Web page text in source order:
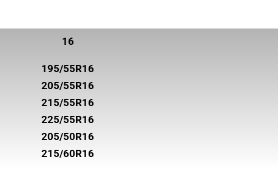
16
195/55R16
205/55R16
215/55R16
225/55R16
205/50R16
215/60R16